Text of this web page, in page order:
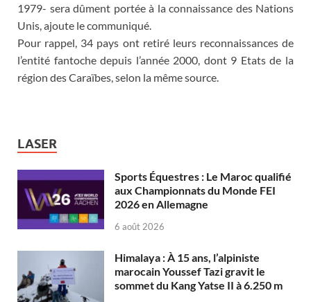
1979- sera dûment portée à la connaissance des Nations
Unis, ajoute le communiqué.
Pour rappel, 34 pays ont retiré leurs reconnaissances de
l’entité fantoche depuis l’année 2000, dont 9 Etats de la
région des Caraïbes, selon la même source.
LASER
Sports Équestres : Le Maroc qualifié
aux Championnats du Monde FEI
2026 en Allemagne
6 août 2026
Himalaya : À 15 ans, l’alpiniste
marocain Youssef Tazi gravit le
sommet du Kang Yatse II à 6.250 m